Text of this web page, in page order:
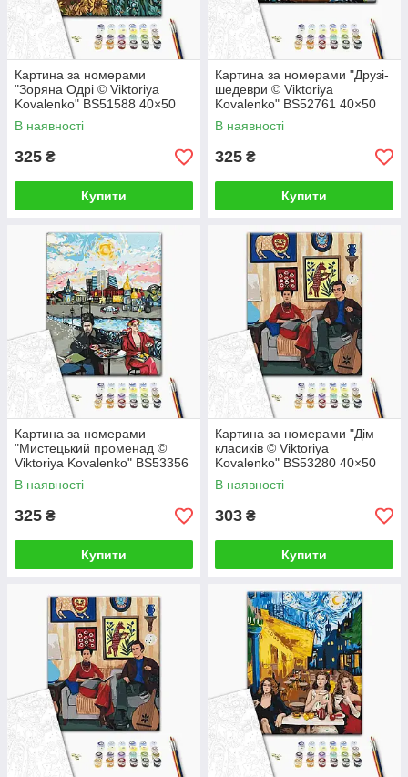
Картина за номерами
"Зоряна Одрі © Viktoriya
Kovalenko" BS51588 40×50
см
В наявності
325 ₴
Купити
Картина за номерами "Друзі-
шедеври © Viktoriya
Kovalenko" BS52761 40×50
см
В наявності
325 ₴
Купити
Картина за номерами
"Мистецький променад ©
Viktoriya Kovalenko" BS53356
40×50 см
В наявності
325 ₴
Купити
Картина за номерами "Дім
класиків © Viktoriya
Kovalenko" BS53280 40×50
см
В наявності
303 ₴
Купити